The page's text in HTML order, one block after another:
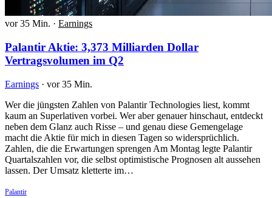
vor 35 Min. · Earnings
Palantir Aktie: 3,373 Milliarden Dollar
Vertragsvolumen im Q2
Earnings · vor 35 Min.
Wer die jüngsten Zahlen von Palantir Technologies liest, kommt
kaum an Superlativen vorbei. Wer aber genauer hinschaut, entdeckt
neben dem Glanz auch Risse – und genau diese Gemengelage
macht die Aktie für mich in diesen Tagen so widersprüchlich.
Zahlen, die die Erwartungen sprengen Am Montag legte Palantir
Quartalszahlen vor, die selbst optimistische Prognosen alt aussehen
lassen. Der Umsatz kletterte im…
Palantir